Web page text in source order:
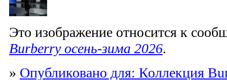
Это изображение относится к
Burberry осень-зима 2026.
» Опубликовано для: Коллекция